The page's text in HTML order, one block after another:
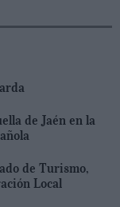
de Jaén en la
de Turismo,
Local